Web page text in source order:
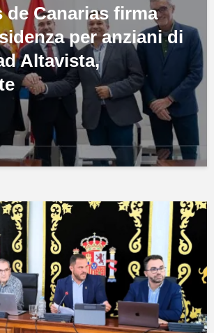
de Canarias firma
per anziani di
Altavista,